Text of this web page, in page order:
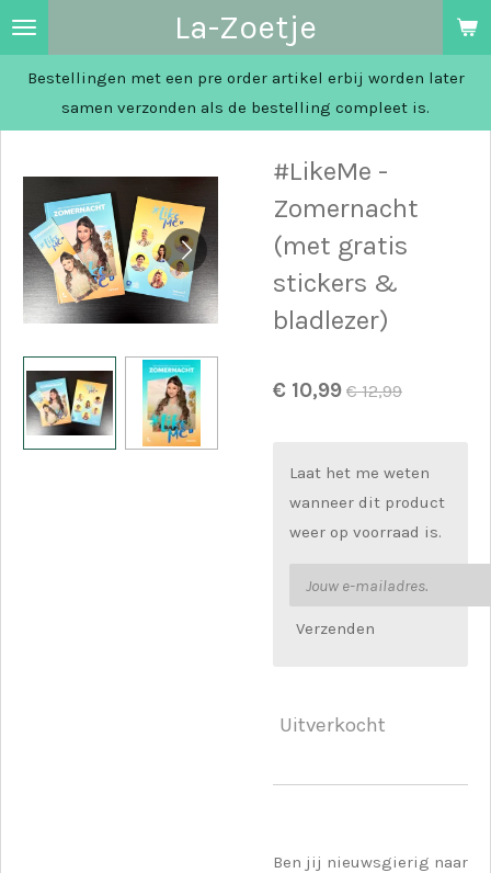
Ga
direct
naar
La-Zoetje
Bestellingen met een pre order artikel erbij worden later
samen verzonden als de bestelling compleet is.
#LikeMe -
Zomernacht
(met gratis
stickers &
bladlezer)
€ 10,99 € 12,99
Laat het me weten
wanneer dit product
weer op voorraad is.
Verzenden
Uitverkocht
Ben jij nieuwsgierig naar